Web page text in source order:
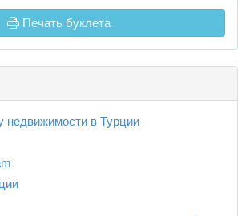
Печать буклета
недвижимости в Турции